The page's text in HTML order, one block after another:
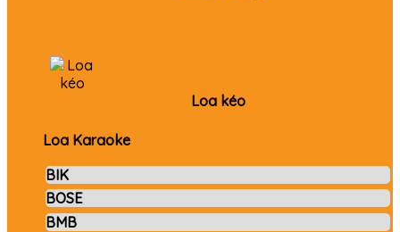
Loa kéo
Loa Karaoke
BIK
BOSE
BMB